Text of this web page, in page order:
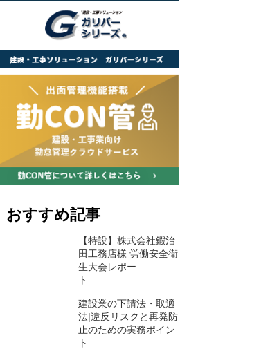
おすすめ記事
【特設】株式会社鍜治
田工務店様 労働安全衛
生大会レポー
ト
建設業の下請法・取適
法|違反リスクと再発防
止のための実務ポイン
ト